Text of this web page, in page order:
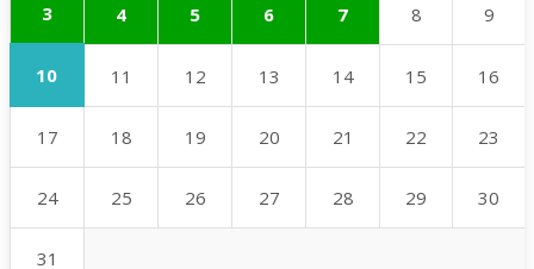
3 4 5 6 7 8 9
10 11 12 13 14 15 16
17 18 19 20 21 22 23
24 25 26 27 28 29 30
31